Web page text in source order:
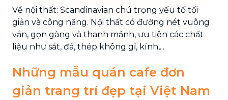
Về nội thất: Scandinavian chú trọng yếu tố tối
giản và công năng. Nội thất có đường nét vuông
vắn, gọn gàng và thanh mảnh, ưu tiên các chất
liệu như sắt, đá, thép không gỉ, kính,...
Những mẫu quán cafe đơn
giản trang trí đẹp tại Việt Nam